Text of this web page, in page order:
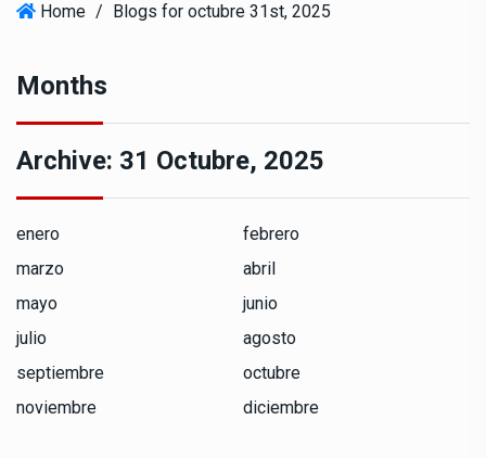
Home / Blogs for octubre 31st, 2025
Months
Archive: 31 Octubre, 2025
enero
febrero
marzo
abril
mayo
junio
julio
agosto
septiembre
octubre
noviembre
diciembre